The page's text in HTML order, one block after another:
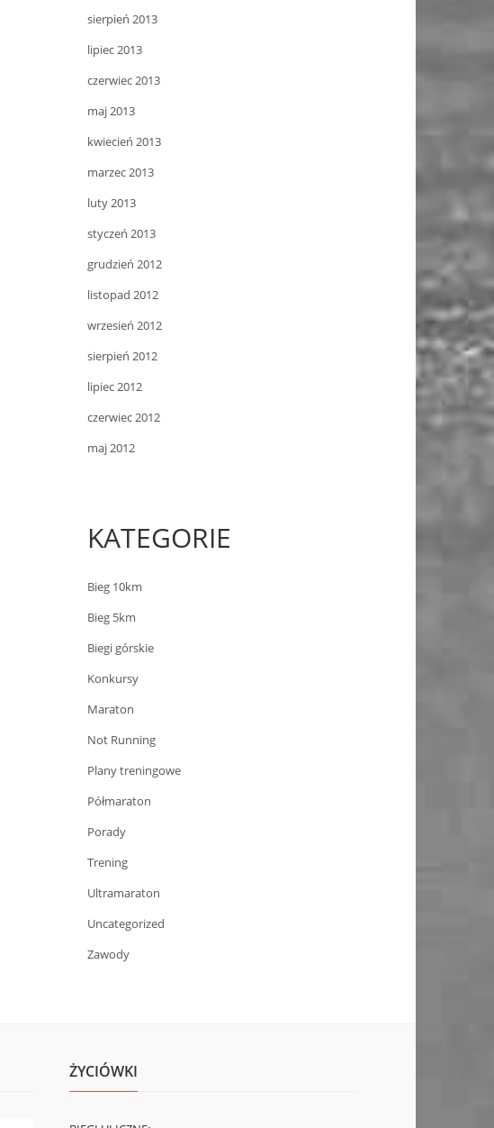
sierpień 2013
lipiec 2013
czerwiec 2013
maj 2013
kwiecień 2013
marzec 2013
luty 2013
styczeń 2013
grudzień 2012
listopad 2012
wrzesień 2012
sierpień 2012
lipiec 2012
czerwiec 2012
maj 2012
KATEGORIE
Bieg 10km
Bieg 5km
Biegi górskie
Konkursy
Maraton
Not Running
Plany treningowe
Półmaraton
Porady
Trening
Ultramaraton
Uncategorized
Zawody
ŻYCIÓWKI